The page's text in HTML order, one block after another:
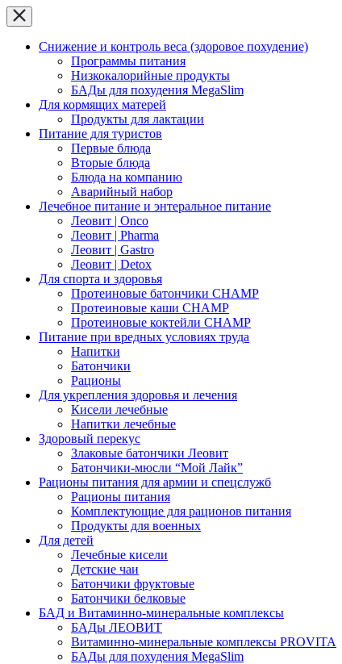
Снижение и контроль веса (здоровое похудение)
Программы питания
Низкокалорийные продукты
БАДы для похудения MegaSlim
Для кормящих матерей
Продукты для лактации
Питание для туристов
Первые блюда
Вторые блюда
Блюда на компанию
Аварийный набор
Лечебное питание и энтеральное питание
Леовит | Onco
Леовит | Pharma
Леовит | Gastro
Леовит | Detox
Для спорта и здоровья
Протеиновые батончики CHAMP
Протеиновые каши CHAMP
Протеиновые коктейли CHAMP
Питание при вредных условиях труда
Напитки
Батончики
Рационы
Для укрепления здоровья и лечения
Кисели лечебные
Напитки лечебные
Здоровый перекус
Злаковые батончики Леовит
Батончики-мюсли “Мой Лайк”
Рационы питания для армии и спецслужб
Рационы питания
Комплектующие для рационов питания
Продукты для военных
Для детей
Лечебные кисели
Детские чаи
Батончики фруктовые
Батончики белковые
БАД и Витаминно-минеральные комплексы
БАДы ЛЕОВИТ
Витаминно-минеральные комплексы PROVITA
БАДы для похудения MegaSlim